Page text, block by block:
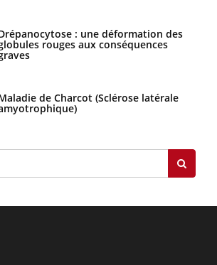
: une déformation des
rouges aux conséquences
de Charcot (Sclérose latérale